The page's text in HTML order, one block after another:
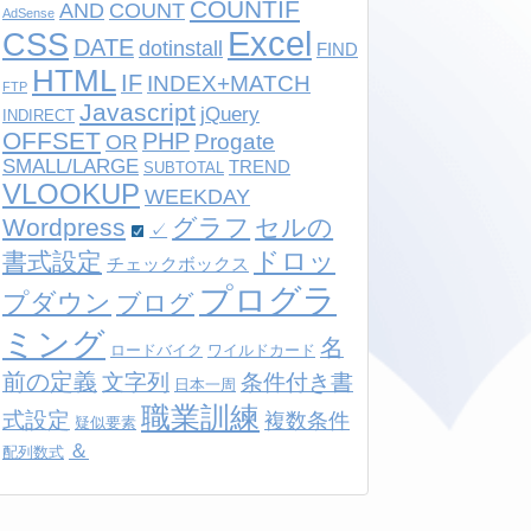
AdSense AND COUNT COUNTIF
CSS DATE dotinstall Excel FIND
FTP HTML IF INDEX+MATCH
INDIRECT Javascript jQuery
OFFSET OR PHP Progate
SMALL/LARGE SUBTOTAL TREND
VLOOKUP WEEKDAY
Wordpress ✓ グラフ セルの
書式設定 チェックボックス
ドロッ
プダウン ブログ プログラ
ミング ロードバイク ワイルドカード 名
前の定義 文字列 日本一周 条件付き書
式設定 疑似要素 職業訓練 複数条件
配列数式 ＆